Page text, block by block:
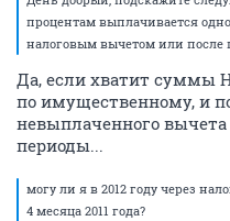
процентам выплачивается
налоговым вычетом или
Да, если хватит
по имущественному, и
невыплаченного
периоды...
могу ли я в 2012 году через
4 месяца 2011 года?